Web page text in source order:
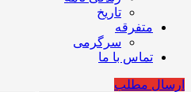
تاریخ
متفرقه
سرگرمی
تماس با ما
ارسال مطلب